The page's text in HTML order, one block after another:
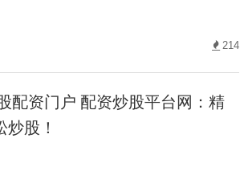
214
配资门户 配资炒股平台网：精
股！